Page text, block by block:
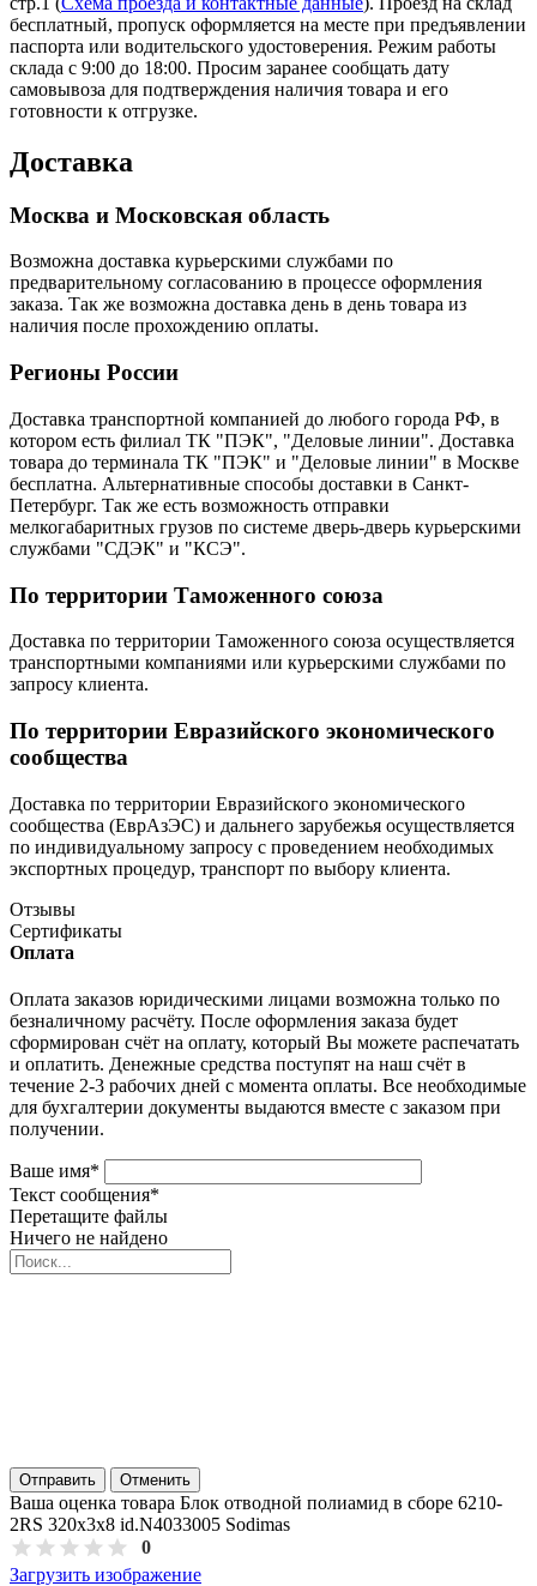
бесплатный, пропуск оформляется на месте при предъявлении
паспорта или водительского удостоверения. Режим работы
склада с 9:00 до 18:00. Просим заранее сообщать дату
самовывоза для подтверждения наличия товара и его
готовности к отгрузке.
Доставка
Москва и Московская область
Возможна доставка курьерскими службами по
предварительному согласованию в процессе оформления
заказа. Так же возможна доставка день в день товара из
наличия после прохождению оплаты.
Регионы России
Доставка транспортной компанией до любого города РФ, в
котором есть филиал ТК "ПЭК", "Деловые линии". Доставка
товара до терминала ТК "ПЭК" и "Деловые линии" в Москве
бесплатна. Альтернативные способы доставки в Санкт-
Петербург. Так же есть возможность отправки
мелкогабаритных грузов по системе дверь-дверь курьерскими
службами "СДЭК" и "КСЭ".
По территории Таможенного союза
Доставка по территории Таможенного союза осуществляется
транспортными компаниями или курьерскими службами по
запросу клиента.
По территории Евразийского экономического
сообщества
Доставка по территории Евразийского экономического
сообщества (ЕврАзЭС) и дальнего зарубежья осуществляется
по индивидуальному запросу с проведением необходимых
экспортных процедур, транспорт по выбору клиента.
Отзывы
Сертификаты
Оплата
Оплата заказов юридическими лицами возможна только по
безналичному расчёту. После оформления заказа будет
сформирован счёт на оплату, который Вы можете распечатать
и оплатить. Денежные средства поступят на наш счёт в
течение 2-3 рабочих дней с момента оплаты. Все необходимые
для бухгалтерии документы выдаются вместе с заказом при
получении.
Ваше имя*
Текст сообщения*
Перетащите файлы
Ничего не найдено
Отправить Отменить
Ваша оценка товара Блок отводной полиамид в сборе 6210-
2RS 320х3х8 id.N4033005 Sodimas
0
Загрузить изображение